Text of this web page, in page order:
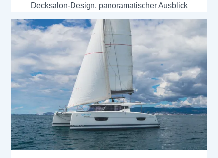
Decksalon-Design, panoramatischer Ausblick